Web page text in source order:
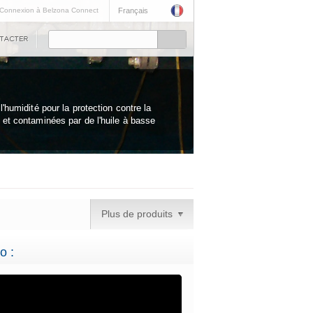
Français
Connexion à Belzona Connect
pour la protection contre la
contaminées par de l'huile à basse
Plus de produits
: